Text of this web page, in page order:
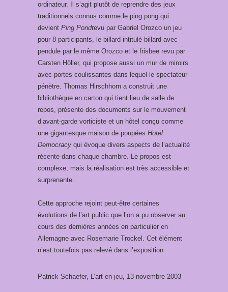
ordinateur. Il s’agit plutôt de reprendre des jeux
traditionnels connus comme le ping pong qui
devient Ping Pondrevu par Gabriel Orozco un jeu
pour 8 participants, le billard intitulé billard avec
pendule par le même Orozco et le frisbee revu par
Carsten Höller, qui propose aussi un mur de miroirs
avec portes coulissantes dans lequel le spectateur
pénètre. Thomas Hirschhorn a construit une
bibliothèque en carton qui tient lieu de salle de
repos, présente des documents sur le mouvement
d’avant-garde vorticiste et un hôtel conçu comme
une gigantesque maison de poupées Hotel
Democracy qui évoque divers aspects de l’actualité
récente dans chaque chambre. Le propos est
complexe, mais la réalisation est très accessible et
surprenante.
Cette approche rejoint peut-être certaines
évolutions de l’art public que l’on a pu observer au
cours des dernières années en particulier en
Allemagne avec Rosemarie Trockel. Cet élément
n’est toutefois pas relevé dans l’exposition.
Patrick Schaefer, L’art en jeu, 13 novembre 2003